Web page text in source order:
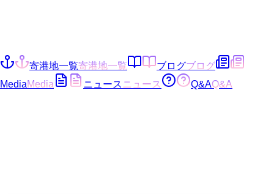
寄港地一覧寄港地一覧 ブログブログ
MediaMedia ニュース ニュース Q&AQ&A